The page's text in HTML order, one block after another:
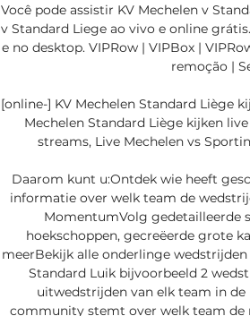
Você pode assistir KV Mechelen v
v Standard Liege ao vivo e online
e no desktop. VIPRow | VIPBox |
remoção |
[online-] KV Mechelen Standard Liège
Mechelen Standard Liège kijken
streams, Live Mechelen vs
Daarom kunt u:Ontdek wie heeft
informatie over welk team de
MomentumVolg gedetailleerde
hoekschoppen, gecreëerde grote
meerBekijk alle onderlinge wedstrijden
Standard Luik bijvoorbeeld 2
uitwedstrijden van elk team in de
community stemt over welk team de